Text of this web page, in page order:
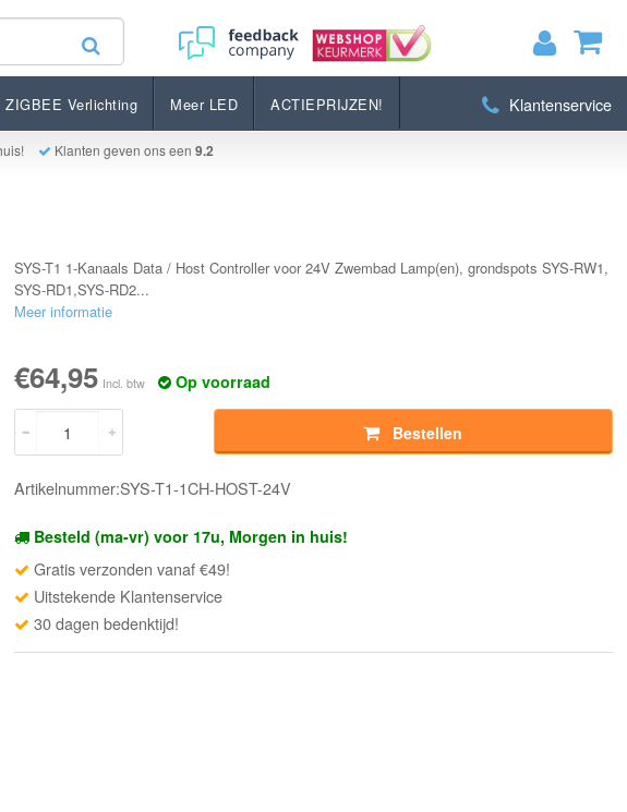
MIJN WINKELWAGEN
ZIGBEE Verlichting Meer LED ACTIEPRIJZEN! Klantenservice
Klanten geven ons een 9.2
Bestellen
SYS-T1 1-Kanaals Data / Host Controller voor 24V Zwembad Lamp(en), grondspots SYS-RW1,
SYS-RD1,SYS-RD2...
Meer informatie
€64,95 Incl. btw Op voorraad
Bestellen
Artikelnummer:SYS-T1-1CH-HOST-24V
Besteld (ma-vr) voor 17u, Morgen in huis!
Gratis verzonden vanaf €49!
Uitstekende Klantenservice
30 dagen bedenktijd!